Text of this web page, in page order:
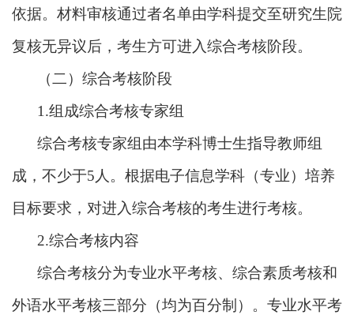
依据。材料审核通过者名单由学科提交至研究生院
复核无异议后，考生方可进入综合考核阶段。
（二）综合考核阶段
1.组成综合考核专家组
综合考核专家组由本学科博士生指导教师组
成，不少于5人。根据电子信息学科（专业）培养
目标要求，对进入综合考核的考生进行考核。
2.综合考核内容
综合考核分为专业水平考核、综合素质考核和
外语水平考核三部分（均为百分制）。专业水平考